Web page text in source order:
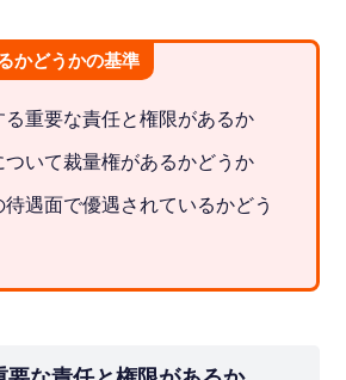
かどうかの基準
る重要な責任と権限があるか
ついて裁量権があるかどうか
遇面で優遇されているかどう